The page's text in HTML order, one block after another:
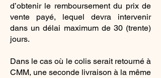
d’obtenir le remboursement du prix de
vente payé, lequel devra intervenir
dans un délai maximum de 30 (trente)
jours.
Dans le cas où le colis serait retourné à
CMM, une seconde livraison à la même